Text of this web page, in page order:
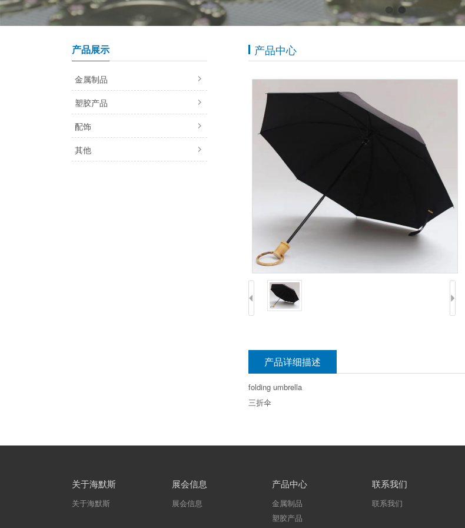
产品展示
金属制品
塑胶产品
配饰
其他
产品中心
产品详细描述
folding umbrella
三折伞
关于海默斯
关于海默斯
展会信息
展会信息
产品中心
金属制品
塑胶产品
联系我们
联系我们